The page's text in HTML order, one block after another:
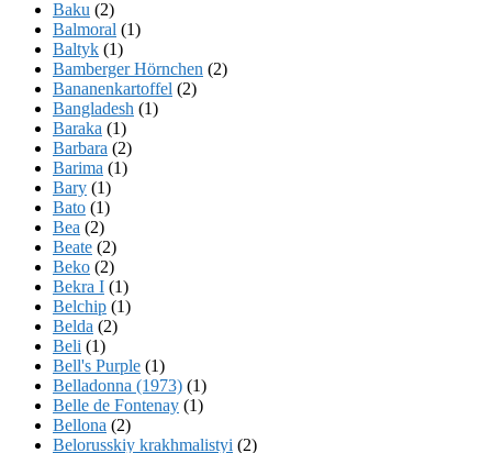
Baku (2)
Balmoral (1)
Baltyk (1)
Bamberger Hörnchen (2)
Bananenkartoffel (2)
Bangladesh (1)
Baraka (1)
Barbara (2)
Barima (1)
Bary (1)
Bato (1)
Bea (2)
Beate (2)
Beko (2)
Bekra I (1)
Belchip (1)
Belda (2)
Beli (1)
Bell's Purple (1)
Belladonna (1973) (1)
Belle de Fontenay (1)
Bellona (2)
Belorusskiy krakhmalistyi (2)